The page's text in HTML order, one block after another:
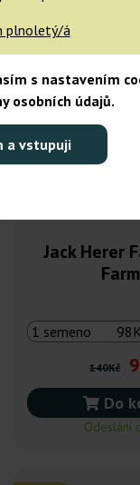
plnoletý/á
s nastavením
osobních údajů.
a vstupuji
-30%
+dárky
Jack Herer
140Kč
Do
Odeslání